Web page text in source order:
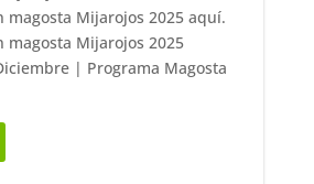
magosta Mijarojos 2025 aquí.
magosta Mijarojos 2025
| Programa Magosta